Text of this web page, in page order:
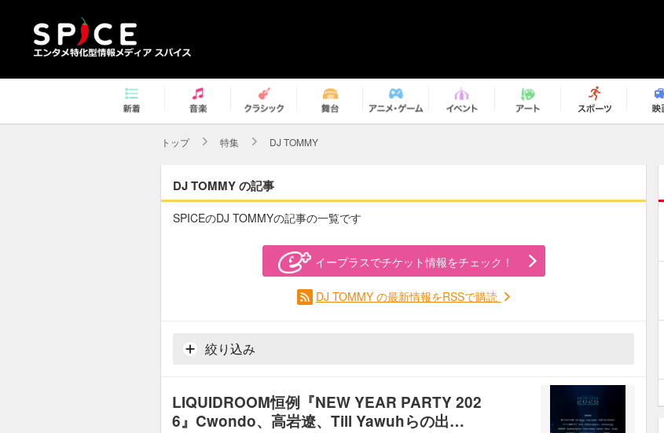
トップ 特集 DJ TOMMY
DJ TOMMY の記事
SPICEのDJ TOMMYの記事の一覧です
イープラスでチケット情報をチェック！
DJ TOMMY の最新情報をRSSで購読
絞り込み
LIQUIDROOM恒例『NEW YEAR PARTY 202
6』Cwondo、高岩遼、Till Yawuhらの出…